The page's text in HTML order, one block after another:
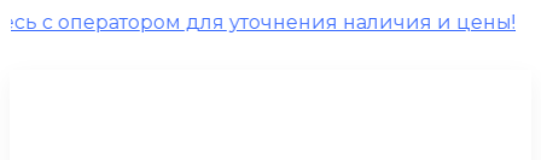
для уточнения наличия и цены!